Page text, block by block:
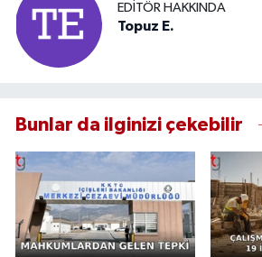
EDITÖR HAKKINDA
Topuz E.
Bunlar da ilginizi çekebilir